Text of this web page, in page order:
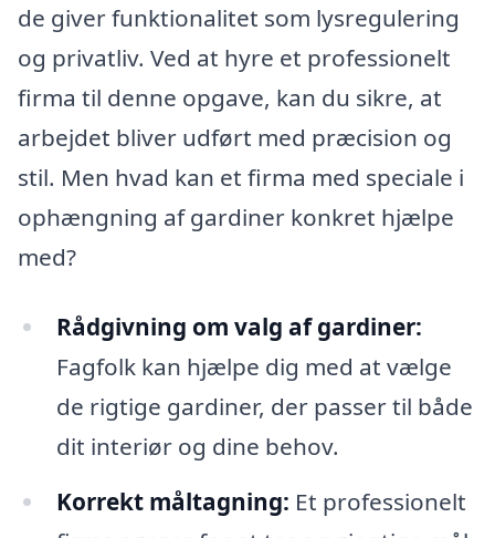
de giver funktionalitet som lysregulering
og privatliv. Ved at hyre et professionelt
firma til denne opgave, kan du sikre, at
arbejdet bliver udført med præcision og
stil. Men hvad kan et firma med speciale i
ophængning af gardiner konkret hjælpe
med?
Rådgivning om valg af gardiner:
Fagfolk kan hjælpe dig med at vælge
de rigtige gardiner, der passer til både
dit interiør og dine behov.
Korrekt måltagning: Et professionelt